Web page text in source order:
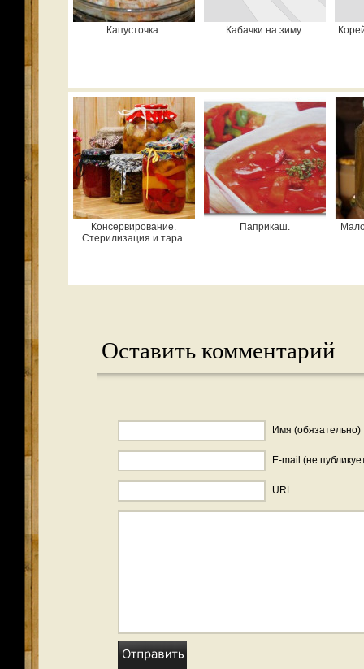
Капусточка. Кабачки на зиму.
Консервирование.
Стерилизация и тара.
Паприкаш.
Оставить комментарий
Имя (обязательно)
E-mail (не
URL